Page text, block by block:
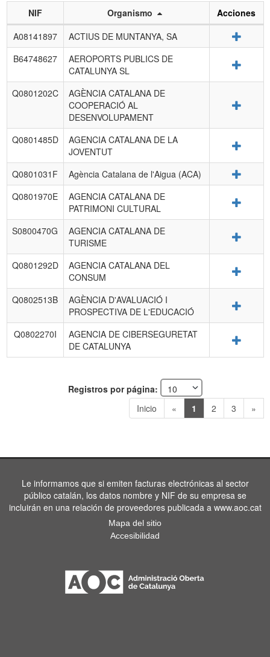
Listado
de
entidades
NIF Organismo
Acciones
A08141897
ACTIUS DE MUNTANYA, SA
B64748627
AEROPORTS PUBLICS DE
CATALUNYA SL
Q0801202C
AGÈNCIA CATALANA DE
COOPERACIÓ AL
DESENVOLUPAMENT
Q0801485D
AGENCIA CATALANA DE LA
JOVENTUT
Q0801031F Agència Catalana de l'Aigua (ACA)
Q0801970E
AGENCIA CATALANA DE
PATRIMONI CULTURAL
S0800470G
AGENCIA CATALANA DE
TURISME
Q0801292D
AGENCIA CATALANA DEL
CONSUM
Q0802513B
AGÈNCIA D'AVALUACIÓ I
PROSPECTIVA DE L'EDUCACIÓ
Q0802270I
AGENCIA DE CIBERSEGURETAT
DE CATALUNYA
Registros por página:
Inicio
« 1 2 3 »
Le informamos que si emiten facturas electrónicas al sector
público catalán, los datos nombre y NIF de su empresa se
incluirán en una relación de proveedores publicada a www.aoc.cat
Mapa del sitio
Accesibilidad